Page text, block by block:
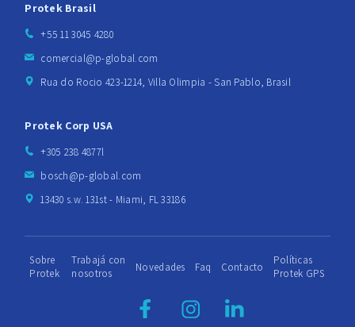
Protek Brasil
+55 11 3045 4280
comercial@p-global.com
Rua do Rocio 423-1214, Villa Olimpia - San Pablo, Brasil
Protek Corp USA
+305 238 4877l
bosch@p-global.com
13430 s.w. 131st - Miami, FL 33186
Sobre
Protek
Trabajá con
nosotros
Novedades Faq Contacto
Políticas
Protek GPS